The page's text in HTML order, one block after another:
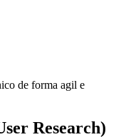
de forma agil e
Research)